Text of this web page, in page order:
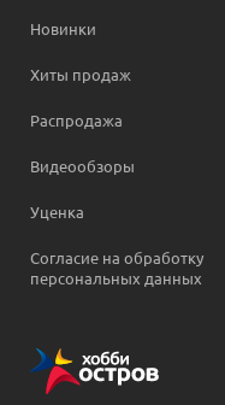
Новинки
Хиты продаж
Распродажа
Видеообзоры
Уценка
Согласие на обработку
персональных данных